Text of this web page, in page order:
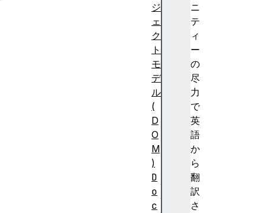
ニ
テ
ィ
ー
の
尽
力
で
英
語
か
ら
翻
訳
さ
ジ
ェ
ク
ト
モ
デ
ル
(
D
O
M
)
D
o
c